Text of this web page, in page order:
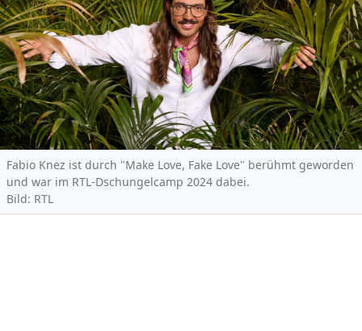
Fabio Knez ist durch "Make Love, Fake Love" berühmt geworden
und war im RTL-Dschungelcamp 2024 dabei.
Bild: RTL